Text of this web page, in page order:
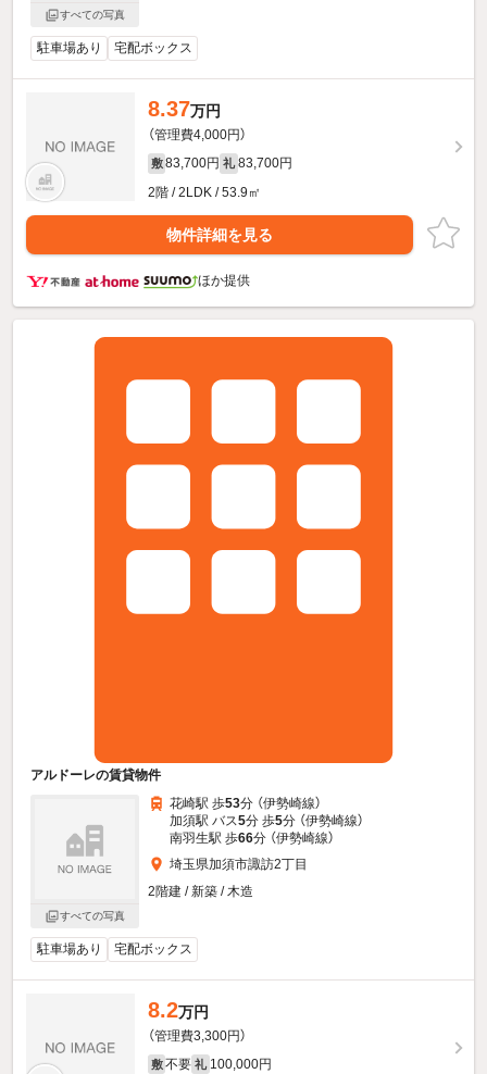
すべての写真
駐車場あり 宅配ボックス
8.37万円
（管理費4,000円）
敷 83,700円 礼 83,700円
2階 / 2LDK / 53.9㎡
物件詳細を見る
ほか提供
アルドーレの賃貸物件
すべての写真
花崎駅 歩53分 （伊勢崎線）
加須駅 バス5分 歩5分 （伊勢崎線）
南羽生駅 歩66分 （伊勢崎線）
埼玉県加須市諏訪2丁目
2階建 / 新築 / 木造
駐車場あり 宅配ボックス
8.2万円
（管理費3,300円）
敷 不要 礼 100,000円